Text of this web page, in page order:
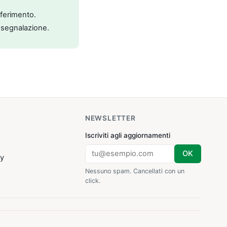
NEWSLETTER
Iscriviti agli aggiornamenti
OK
Nessuno spam. Cancellati con un
click.